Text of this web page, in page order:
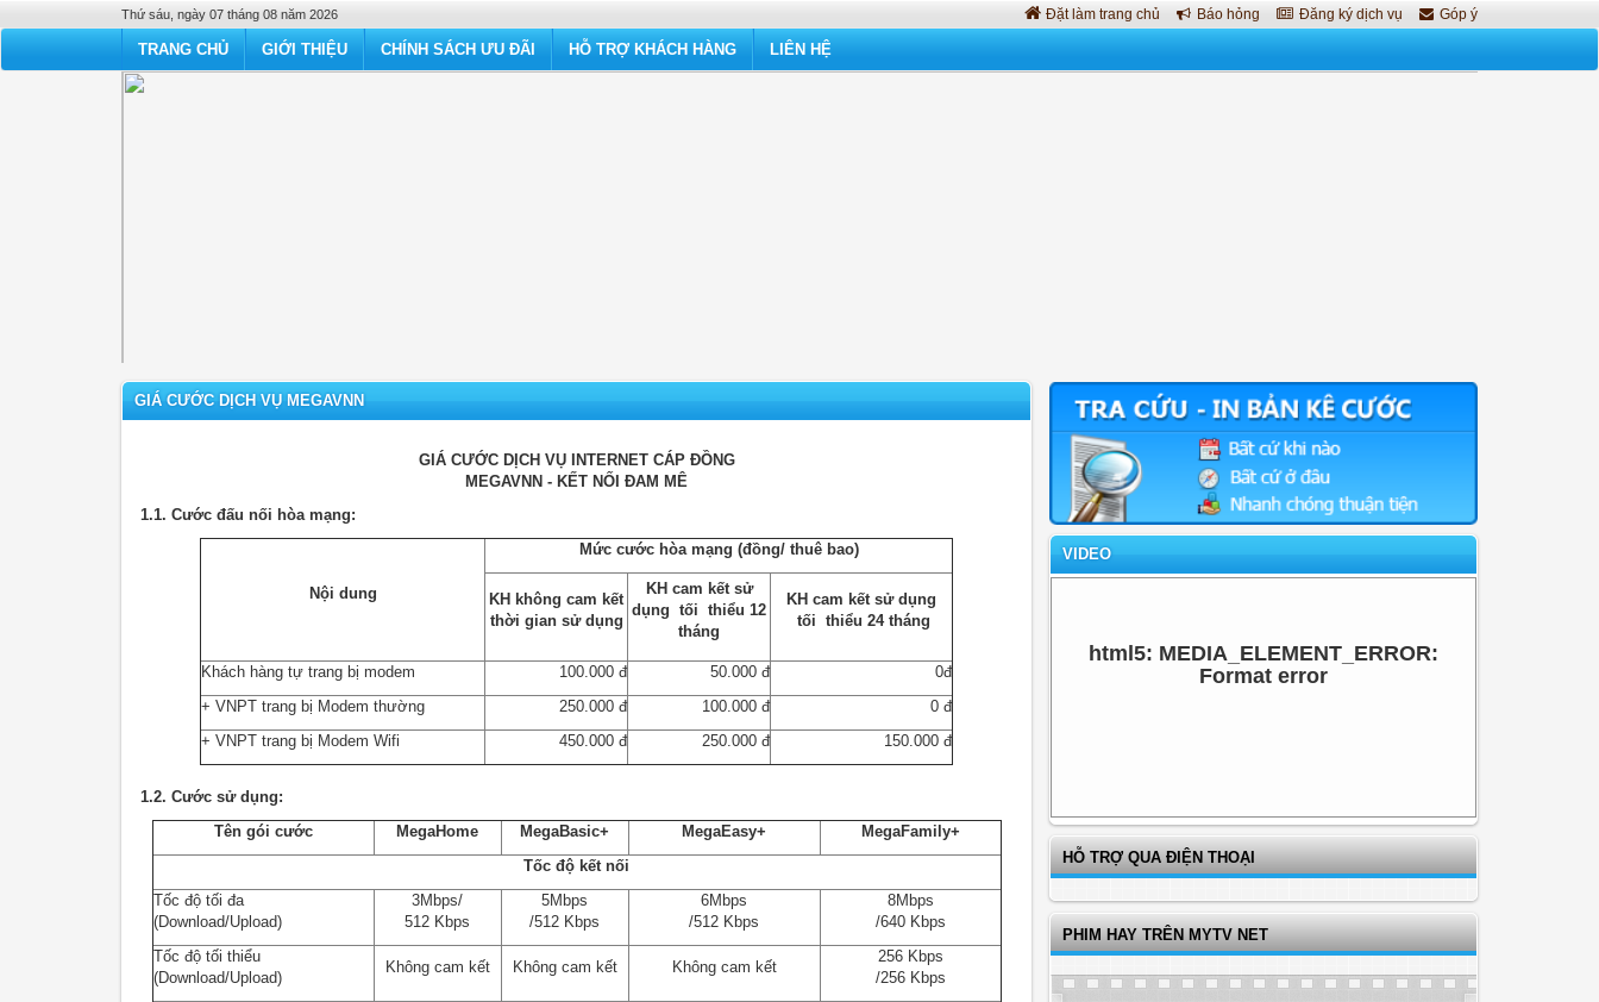
Thứ sáu, ngày 07 tháng 08 năm 2026 Đặt làm trang chủ Báo hỏng Đăng ký dịch vụ Góp ý
TRANG CHỦ GIỚI THIỆU CHÍNH SÁCH ƯU ĐÃI HỖ TRỢ KHÁCH HÀNG LIÊN HỆ
GIÁ CƯỚC DỊCH VỤ MEGAVNN
GIÁ CƯỚC DỊCH VỤ INTERNET CÁP ĐỒNG
MEGAVNN - KẾT NỐI ĐAM MÊ
1.1. Cước đấu nối hòa mạng:
Nội dung
Mức cước hòa mạng (đồng/ thuê bao)
KH không cam kết
thời gian sử dụng
KH cam kết sử
dụng tối thiểu 12
tháng
KH cam kết sử dụng
tối thiểu 24 tháng
Khách hàng tự trang bị modem 100.000 đ 50.000 đ
0đ
+ VNPT trang bị Modem thường
250.000 đ 100.000 đ
0 đ
+ VNPT trang bị Modem Wifi
450.000 đ 250.000 đ 150.000 đ
1.2. Cước sử dụng:
Tên gói cước
MegaHome MegaBasic+ MegaEasy+
MegaFamily+
Tốc độ kết nối
Tốc độ tối đa
(Download/Upload)
3Mbps/
512 Kbps
5Mbps
/512 Kbps
6Mbps
/512 Kbps
8Mbps
/640 Kbps
Tốc độ tối thiểu
(Download/Upload)
Không cam kết Không cam kết Không cam kết
256 Kbps
/256 Kbps
VIDEO
html5: MEDIA_ELEMENT_ERROR:
Format error
HỖ TRỢ QUA ĐIỆN THOẠI
PHIM HAY TRÊN MYTV NET